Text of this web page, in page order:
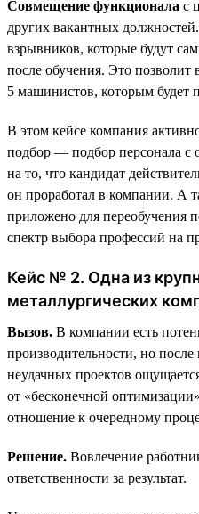
Совмещение функционала с
других вакантных
взрывников, которые будут
после обучения. Это позволит
5 машинистов, которым будет
В этом кейсе компания
подбор — подбор персонала с
на то, что кандидат
он проработал в компании. А
приложено для переобучения
спектр выбора профессий на
Кейс № 2. Одна из
металлургических
Вызов. В компании есть
производительности, но
неудачных проектов
от «бесконечной
отношение к очередному
Решение. Вовлечение
ответственности за результат.